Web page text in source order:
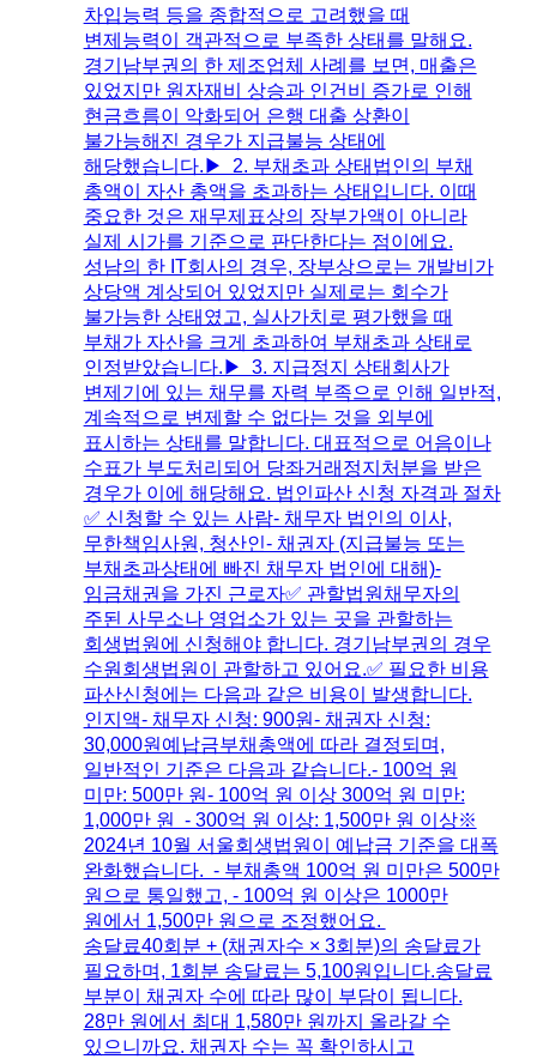
차입능력 등을 종합적으로 고려했을 때
변제능력이 객관적으로 부족한 상태를 말해요.​
경기남부권의 한 제조업체 사례를 보면, 매출은
있었지만 원자재비 상승과 인건비 증가로 인해
현금흐름이 악화되어 은행 대출 상환이
불가능해진 경우가 지급불능 상태에
해당했습니다.​▶ 2. 부채초과 상태​법인의 부채
총액이 자산 총액을 초과하는 상태입니다. 이때
중요한 것은 재무제표상의 장부가액이 아니라
실제 시가를 기준으로 판단한다는 점이에요.​
성남의 한 IT회사의 경우, 장부상으로는 개발비가
상당액 계상되어 있었지만 실제로는 회수가
불가능한 상태였고, 실사가치로 평가했을 때
부채가 자산을 크게 초과하여 부채초과 상태로
인정받았습니다.​▶ 3. 지급정지 상태​회사가
변제기에 있는 채무를 자력 부족으로 인해 일반적,
계속적으로 변제할 수 없다는 것을 외부에
표시하는 상태를 말합니다. ​대표적으로 어음이나
수표가 부도처리되어 당좌거래정지처분을 받은
경우가 이에 해당해요.​ 법인파산 신청 자격과 절차
✅ 신청할 수 있는 사람- 채무자 법인의 이사,
무한책임사원, 청산인- 채권자 (지급불능 또는
부채초과상태에 빠진 채무자 법인에 대해)-
임금채권을 가진 근로자​✅ 관할법원채무자의
주된 사무소나 영업소가 있는 곳을 관할하는
회생법원에 신청해야 합니다. 경기남부권의 경우
수원회생법원이 관할하고 있어요.​✅ 필요한 비용​
파산신청에는 다음과 같은 비용이 발생합니다.​
인지액- 채무자 신청: 900원- 채권자 신청:
30,000원​예납금부채총액에 따라 결정되며,
일반적인 기준은 다음과 같습니다.- 100억 원
미만: 500만 원- 100억 원 이상 300억 원 미만:
1,000만 원 - 300억 원 이상: 1,500만 원 이상​※
2024년 10월 서울회생법원이 예납금 기준을 대폭
완화했습니다. - 부채총액 100억 원 미만은 500만
원으로 통일했고, - 100억 원 이상은 1000만
원에서 1,500만 원으로 조정했어요. ​
송달료40회분 + (채권자수 × 3회분)의 송달료가
필요하며, 1회분 송달료는 5,100원입니다.​송달료
부분이 채권자 수에 따라 많이 부담이 됩니다.
28만 원에서 최대 1,580만 원까지 올라갈 수
있으니까요. 채권자 수는 꼭 확인하시고